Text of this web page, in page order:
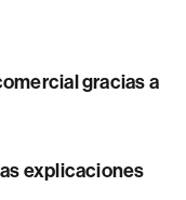
gracias a
explicaciones